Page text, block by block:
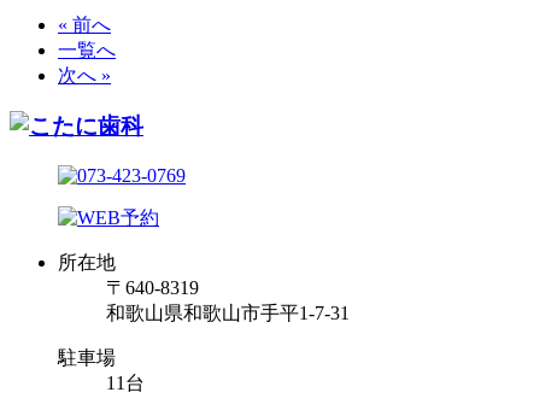
« 前へ
一覧へ
次へ »
所在地
〒640-8319
和歌山県和歌山市手平1-7-31
駐車場
11台